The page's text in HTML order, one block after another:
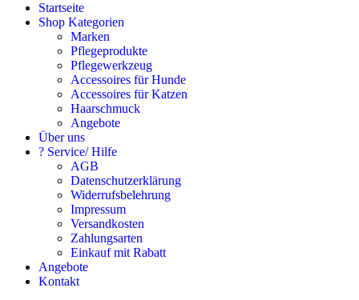
Startseite
Shop Kategorien
Marken
Pflegeprodukte
Pflegewerkzeug
Accessoires für Hunde
Accessoires für Katzen
Haarschmuck
Angebote
Über uns
? Service/ Hilfe
AGB
Datenschutzerklärung
Widerrufsbelehrung
Impressum
Versandkosten
Zahlungsarten
Einkauf mit Rabatt
Angebote
Kontakt